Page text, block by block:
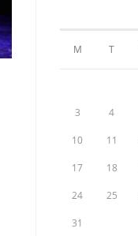
M T
3 4
10 11
17 18
24 25
31